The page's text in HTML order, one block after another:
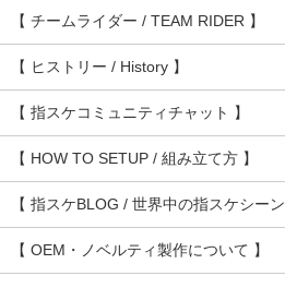
【 チームライダー / TEAM RIDER 】
【 ヒストリー / History 】
【 指スケコミュニティチャット 】
【 HOW TO SETUP / 組み立て方 】
【 指スケBLOG / 世界中の指スケシー
【 OEM・ノベルティ製作について 】